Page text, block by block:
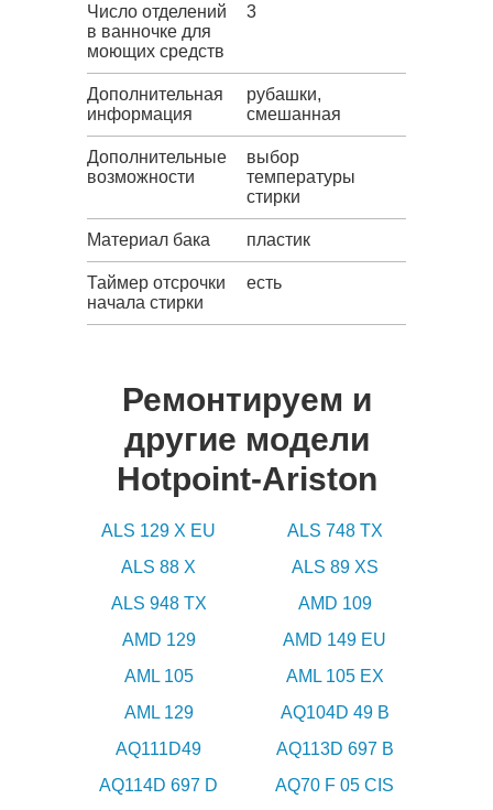
Число отделений
в ванночке для
моющих средств
3
Дополнительная
информация
рубашки,
смешанная
Дополнительные
возможности
выбор
температуры
стирки
Материал бака пластик
Таймер отсрочки
начала стирки
есть
Ремонтируем и
другие модели
Hotpoint-Ariston
ALS 129 X EU
ALS 748 TX
ALS 88 X
ALS 89 XS
ALS 948 TX
AMD 109
AMD 129
AMD 149 EU
AML 105
AML 105 EX
AML 129
AQ104D 49 B
AQ111D49
AQ113D 697 B
AQ114D 697 D
AQ70 F 05 CIS